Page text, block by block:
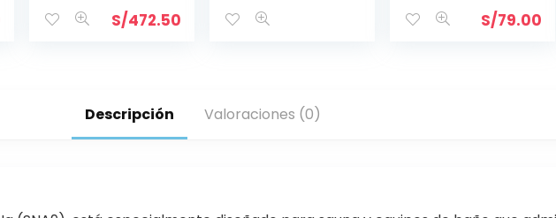
S/472.50 S/79.00
Descripción Valoraciones (0)